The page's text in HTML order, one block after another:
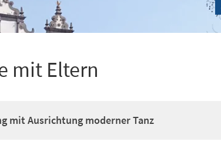
mit Eltern
mit Ausrichtung moderner Tanz